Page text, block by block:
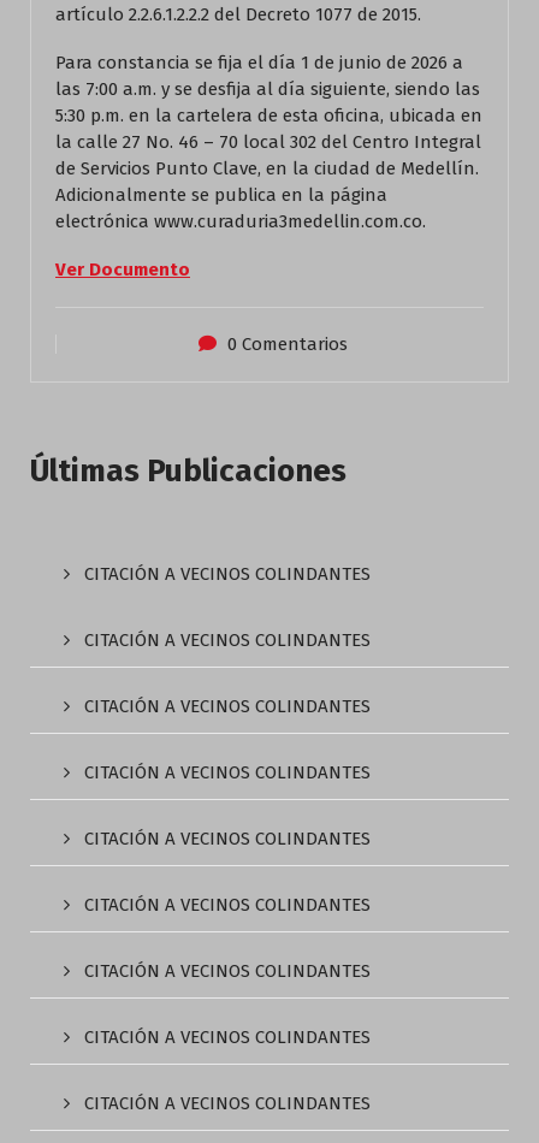
artículo 2.2.6.1.2.2.2 del Decreto 1077 de 2015.
Para constancia se fija el día 1 de junio de 2026 a
las 7:00 a.m. y se desfija al día siguiente, siendo las
5:30 p.m. en la cartelera de esta oficina, ubicada en
la calle 27 No. 46 – 70 local 302 del Centro Integral
de Servicios Punto Clave, en la ciudad de Medellín.
Adicionalmente se publica en la página
electrónica www.curaduria3medellin.com.co.
Ver Documento
0 Comentarios
Últimas Publicaciones
CITACIÓN A VECINOS COLINDANTES
CITACIÓN A VECINOS COLINDANTES
CITACIÓN A VECINOS COLINDANTES
CITACIÓN A VECINOS COLINDANTES
CITACIÓN A VECINOS COLINDANTES
CITACIÓN A VECINOS COLINDANTES
CITACIÓN A VECINOS COLINDANTES
CITACIÓN A VECINOS COLINDANTES
CITACIÓN A VECINOS COLINDANTES